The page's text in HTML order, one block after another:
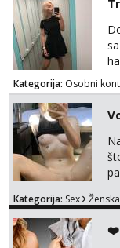
Kategorija: Osobni
Kategorija: Sex